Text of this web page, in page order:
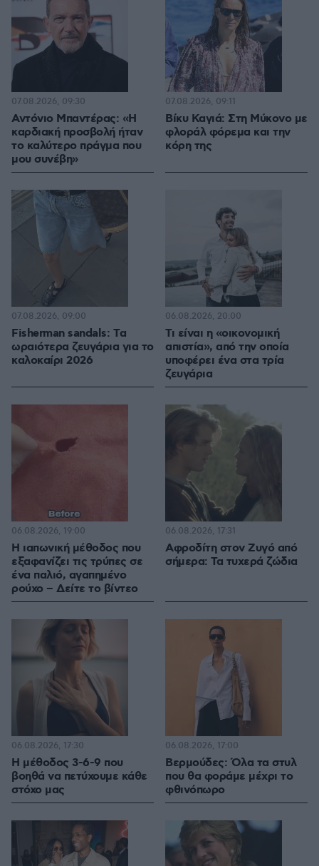
Αντόνιο Μπαντέρας: «Η
καρδιακή προσβολή ήταν
το καλύτερο πράγμα που
μου συνέβη»
07.08.2026, 09:30
Βίκυ Καγιά: Στη Μύκονο με
φλοράλ φόρεμα και την
κόρη της
07.08.2026, 09:11
Fisherman sandals: Tα
ωραιότερα ζευγάρια για το
καλοκαίρι 2026
07.08.2026, 09:00
Τι είναι η «οικονομική
απιστία», από την οποία
υποφέρει ένα στα τρία
ζευγάρια
06.08.2026, 20:00
Η ιαπωνική μέθοδος που
εξαφανίζει τις τρύπες σε
ένα παλιό, αγαπημένο
ρούχο – Δείτε το βίντεο
06.08.2026, 19:00
Αφροδίτη στον Ζυγό από
σήμερα: Τα τυχερά ζώδια
06.08.2026, 17:31
Η μέθοδος 3-6-9 που
βοηθά να πετύχουμε κάθε
στόχο μας
06.08.2026, 17:30
Βερμούδες: Όλα τα στυλ
που θα φοράμε μέχρι το
φθινόπωρο
06.08.2026, 17:00